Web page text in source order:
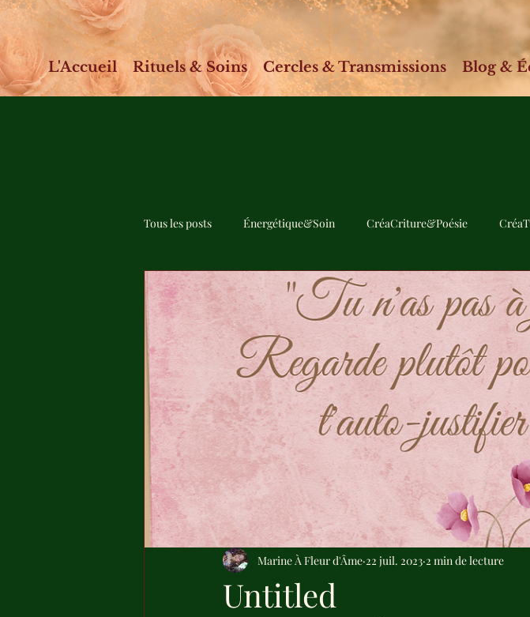
L'Accueil Rituels & Soins Cercles & Transmissions Blog &
Tous les posts Énergétique&Soin CréaCriture&Poésie
Untitled
Marine À Fleur d'Âme 22 juil. 2023 2 min de lecture